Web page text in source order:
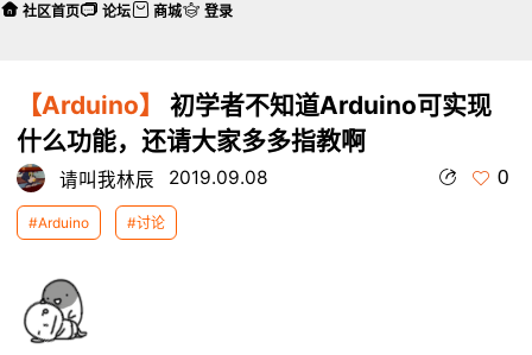
【Arduino】
初学者不知道Arduino可实现
什么功能，还请大家多多指教啊
请叫我林辰 2019.09.08 0
#Arduino #讨论
社区首页 论坛 商城 登录